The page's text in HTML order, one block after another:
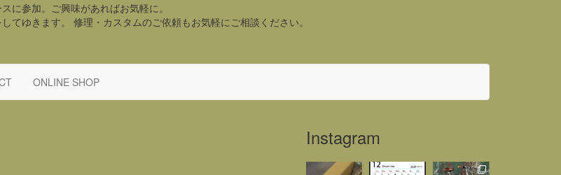
に参加。ご興味があればお気軽に。
ゆきます。 修理・カスタムのご依頼もお気軽にご相談ください。
ONLINE SHOP
Instagram